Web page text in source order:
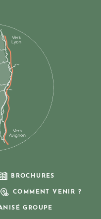
BROCHURES
COMMENT VENIR ?
GROUPE